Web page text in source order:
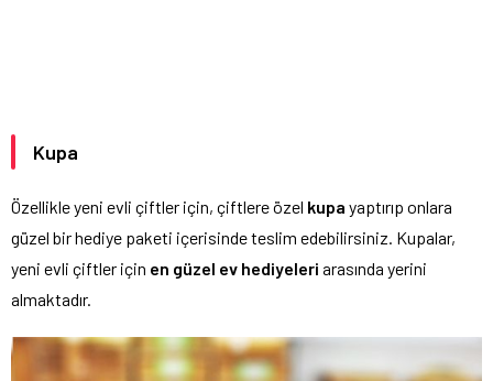
Kupa
Özellikle yeni evli çiftler için, çiftlere özel kupa yaptırıp onlara
güzel bir hediye paketi içerisinde teslim edebilirsiniz. Kupalar,
yeni evli çiftler için en güzel ev hediyeleri arasında yerini
almaktadır.